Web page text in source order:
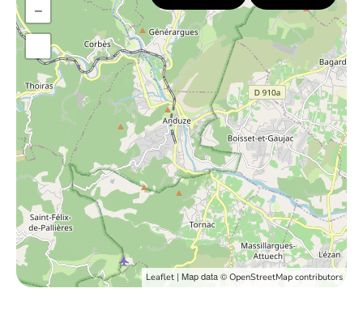
−
Leaflet | Map data © OpenStreetMap contributors